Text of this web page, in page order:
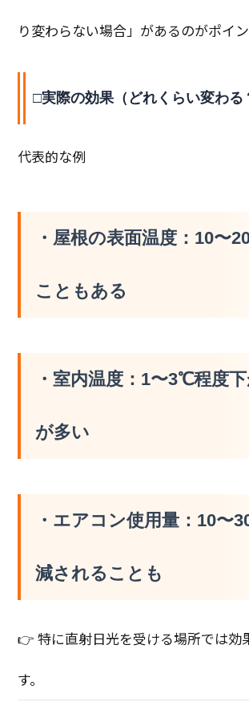
り変わらない場合」があるのがポイン
□実際の効果（どれくらい変わる
代表的な例
・屋根の表面温度： 10〜
こともある
・室内温度： 1〜3℃程度
が多い
・エアコン使用量： 10〜
減されることも
👉 特に直射日光を受ける場所では効
す。